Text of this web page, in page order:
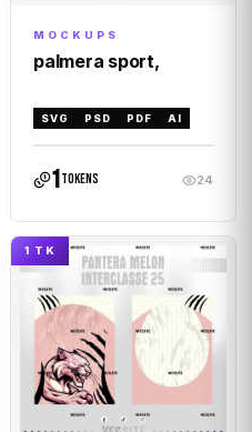
MOCKUPS
palmera sport,
SVG PSD PDF AI
1tokens 24
1 TK